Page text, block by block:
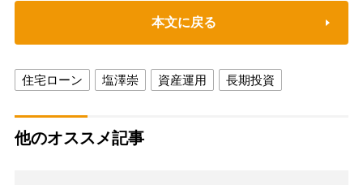
本文に戻る
住宅ローン 塩澤崇 資産運用 長期投資
他のオススメ記事